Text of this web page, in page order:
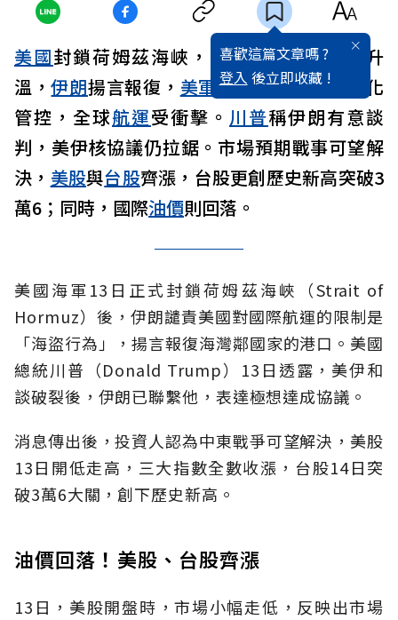
喜歡這篇文章嗎 ?
登入 後立即收藏 !
美國封鎖荷姆茲海峽，引爆地緣政治風險升
溫，伊朗揚言報復， 美軍 部署逾15艘軍艦強化
管控，全球航運受衝擊。 川普稱伊朗有意談
判，美伊核協議仍拉鋸。市場預期戰事可望解
決， 美股與台股齊漲，台股更創歷史新高突破3
萬6；同時，國際油價則回落。
美國海軍13日正式封鎖荷姆茲海峽（Strait of
Hormuz）後，伊朗譴責美國對國際航運的限制是
「海盜行為」，揚言報復海灣鄰國家的港口。美國
總統川普（Donald Trump）13日透露，美伊和
談破裂後，伊朗已聯繫他，表達極想達成協議。
消息傳出後，投資人認為中東戰爭可望解決，美股
13日開低走高，三大指數全數收漲，台股14日突
破3萬6大關，創下歷史新高。
油價回落！美股、台股齊漲
13日，美股開盤時，市場小幅走低，反映出市場